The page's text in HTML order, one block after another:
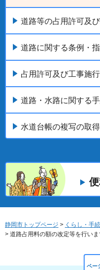
道路等の占用許可及
道路に関する条例・
占用許可及び工事施
道路・水路に関する
水道台帳の複写の取
静岡市トップページ > くらし・手
> 道路占用料の額の改定等を行い
ペー